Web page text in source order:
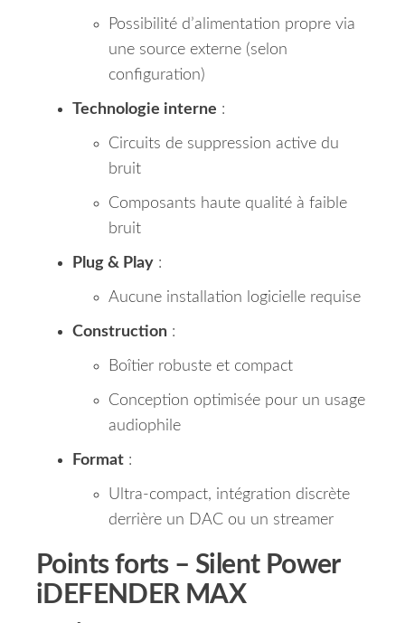
Possibilité d’alimentation propre via
une source externe (selon
configuration)
Technologie interne :
Circuits de suppression active du
bruit
Composants haute qualité à faible
bruit
Plug & Play :
Aucune installation logicielle requise
Construction :
Boîtier robuste et compact
Conception optimisée pour un usage
audiophile
Format :
Ultra-compact, intégration discrète
derrière un DAC ou un streamer
Points forts – Silent Power
iDEFENDER MAX